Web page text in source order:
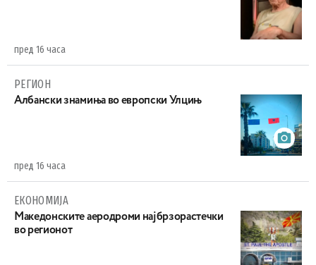
пред 16 часа
РЕГИОН
Aлбански знамиња во европски Улцињ
пред 16 часа
ЕКОНОМИЈА
Maкедонските аеродроми најбрзорастечки
во регионот